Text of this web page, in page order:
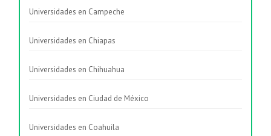
Universidades en Campeche
Universidades en Chiapas
Universidades en Chihuahua
Universidades en Ciudad de México
Universidades en Coahuila